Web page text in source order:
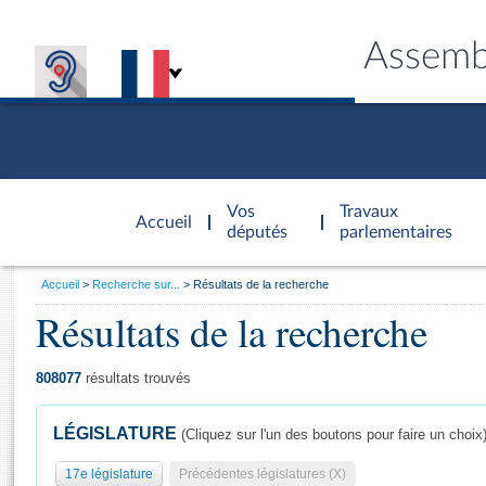
Accueil
d'accueil
Vos
députés
Travaux
parlementaires
Général
Vous
Accueil Recherche sur... Résultats de la recherche
Résultats de la recherche
808077 résultats trouvés
LÉGISLATURE (Cliquez sur l'un des boutons pour faire un choix)
17e législature Précédentes législatures (X)